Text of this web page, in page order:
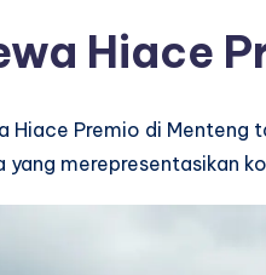
Hiace
Hiace Premio di Menteng
yang merepresentasikan